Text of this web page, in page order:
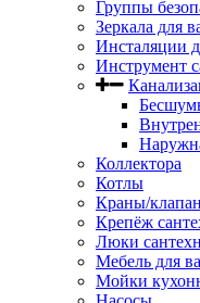
Группы
Зеркала для
Инсталяции
Инструмент
Коллектора
Котлы
Краны/
Крепёж
Люки
Мебель для
Мойки